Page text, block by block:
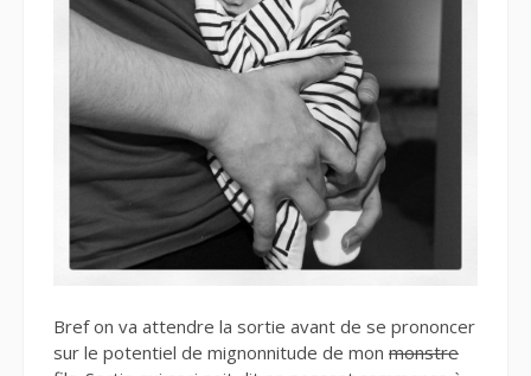
Bref on va attendre la sortie avant de se prononcer
sur le potentiel de mignonnitude de mon monstre